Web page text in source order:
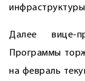
Далее вице-
Программы
на февраль